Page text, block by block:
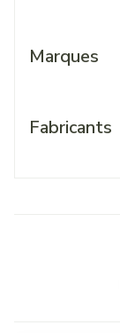
Marques
Fabricants